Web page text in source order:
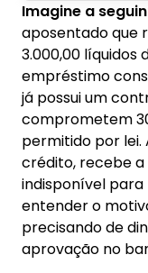
1. O que é
funciona?
1.1.
2. Principais
2.1.
consignados
2.2.
3. Estou com
3.1.
Imagine a
aposentado que
3.000,00 líquidos
empréstimo
já possui um
comprometem
permitido por
crédito, recebe
indisponível para
entender o
precisando de
aprovação no